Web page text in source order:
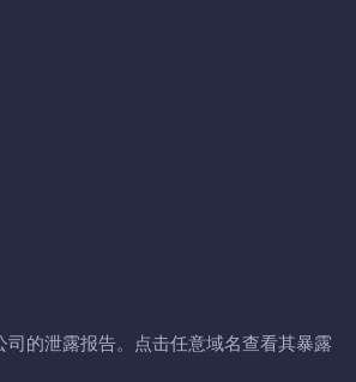
司的泄露报告。点击任意域名查看其暴露